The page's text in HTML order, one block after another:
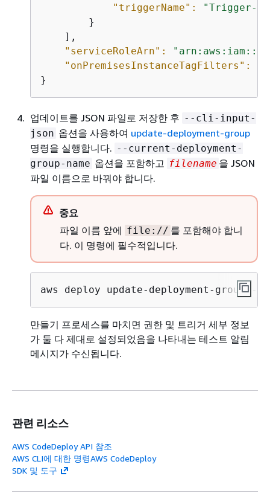
"triggerName":
"Trigger-
        }
    ],
"serviceRoleArn":
"onPremisesInstanceTagFilters":
}
업데이트를 JSON 파일로 저장한 후 --cli-input-
json 옵션을 사용하여 update-deployment-group
명령을 실행합니다. --current-deployment-
group-name 옵션을 포함하고 filename 을 JSON
파일 이름으로 바꿔야 합니다.
중요
파일 이름 앞에 file:// 를 포함해야 합니
다. 이 명령에 필수적입니다.
aws deploy update-deployment-group --
만들기 프로세스를 마치면 권한 및 트리거 세부 정보
가 둘 다 제대로 설정되었음을 나타내는 테스트 알림
메시지가 수신됩니다.
관련 리소스
AWS CodeDeploy API 참조
AWS CLI에 대한 명령AWS CodeDeploy
SDK 및 도구